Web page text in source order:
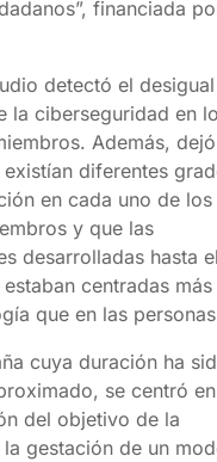
financiada
detectó el desigual
la ciberseguridad en
Además, dejó
diferentes
en cada uno de los
y que las
desarrolladas hasta
centradas más
que en las
cuya duración ha
se centró
del objetivo de la
gestación de un